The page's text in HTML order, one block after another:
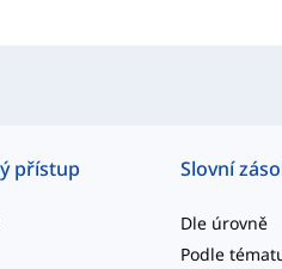
přístup Slovní
Dle úrovně
Podle